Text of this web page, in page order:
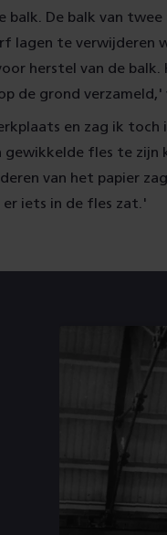
balk. De balk van
lagen te verwijderen
herstel van de balk.
de grond verzameld,'
en zag ik
gewikkelde fles te
van het papier
er iets in de fles zat.'